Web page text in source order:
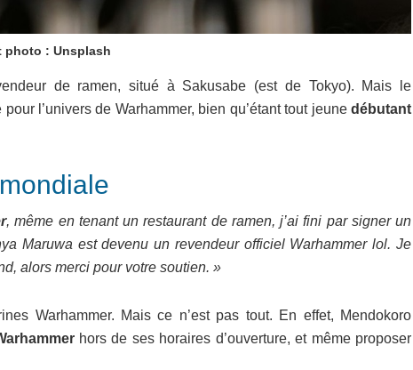
photo : Unsplash
de ramen, situé à Sakusabe (est de Tokyo). Mais le
l’univers de Warhammer, bien qu’étant tout jeune débutant
, même en tenant un restaurant de ramen, j’ai fini par signer un
Maruwa est devenu un revendeur officiel Warhammer lol. Je
alors merci pour votre soutien. »
Warhammer. Mais ce n’est pas tout. En effet, Mendokoro
hors de ses horaires d’ouverture, et même proposer